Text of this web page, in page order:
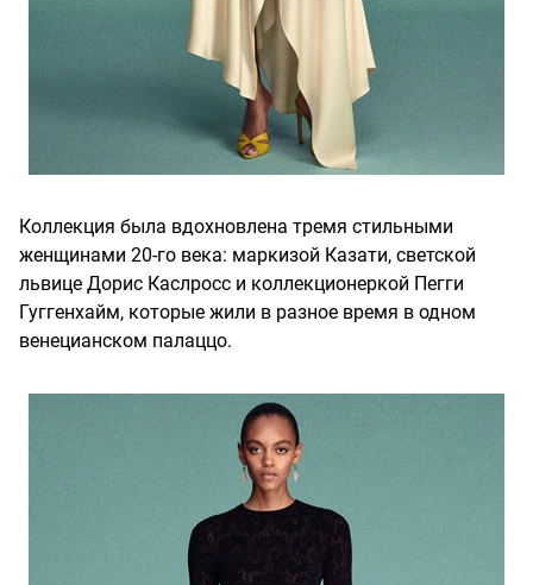
Коллекция была вдохновлена ​​тремя стильными
женщинами 20-го века: маркизой Казати, светской
львице Дорис Каслросс и коллекционеркой Пегги
Гуггенхайм, которые жили в разное время в одном
венецианском палаццо.